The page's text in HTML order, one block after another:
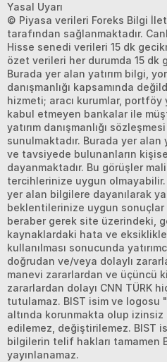
Yasal Uyarı
© Piyasa verileri Foreks Bilgi
tarafından sağlanmaktadır.
Hisse senedi verileri 15 dk
özet verileri her durumda 15 dk
Burada yer alan yatırım bilgi,
danışmanlığı kapsamında
hizmeti; aracı kurumlar,
kabul etmeyen bankalar ile
yatırım danışmanlığı
sunulmaktadır. Burada yer
ve tavsiyede bulunanların
dayanmaktadır. Bu görüşler
tercihlerinize uygun
yer alan bilgilere dayanılarak
beklentilerinize uygun sonuçlar
beraber gerek site üzerindeki,
kaynaklardaki hata ve
kullanılması sonucunda
doğrudan ve/veya dolaylı
manevi zararlardan ve üçüncü
zararlardan dolayı CNN TÜRK
tutulamaz. BIST isim ve logosu
altında korunmakta olup izinsiz
edilemez, değiştirilemez. BIST
bilgilerin telif hakları tamamen
yayınlanamaz.